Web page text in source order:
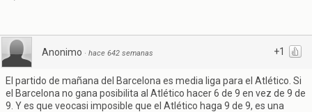
+1
Anonimo · hace 642 semanas
El partido de mañana del Barcelona es media liga para el Atlético. Si
el Barcelona no gana posibilita al Atlético hacer 6 de 9 en vez de 9 de
9. Y es que veocasi imposible que el Atlético haga 9 de 9, es una